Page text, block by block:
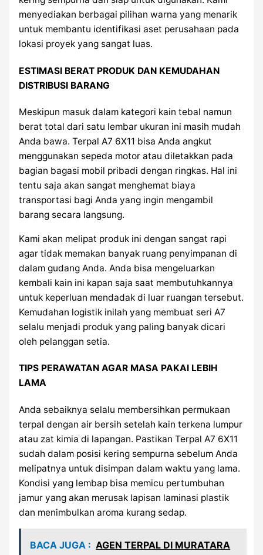
menyediakan berbagai pilihan warna yang menarik
untuk membantu identifikasi aset perusahaan pada
lokasi proyek yang sangat luas.
ESTIMASI BERAT PRODUK DAN KEMUDAHAN
DISTRIBUSI BARANG
Meskipun masuk dalam kategori kain tebal namun
berat total dari satu lembar ukuran ini masih mudah
Anda bawa. Terpal A7 6X11 bisa Anda angkut
menggunakan sepeda motor atau diletakkan pada
bagian bagasi mobil pribadi dengan ringkas. Hal ini
tentu saja akan sangat menghemat biaya
transportasi bagi Anda yang ingin mengambil
barang secara langsung.
Kami akan melipat produk ini dengan sangat rapi
agar tidak memakan banyak ruang penyimpanan di
dalam gudang Anda. Anda bisa mengeluarkan
kembali kain ini kapan saja saat membutuhkannya
untuk keperluan mendadak di luar ruangan tersebut.
Kemudahan logistik inilah yang membuat seri A7
selalu menjadi produk yang paling banyak dicari
oleh pelanggan setia.
TIPS PERAWATAN AGAR MASA PAKAI LEBIH
LAMA
Anda sebaiknya selalu membersihkan permukaan
terpal dengan air bersih setelah kain terkena lumpur
atau zat kimia di lapangan. Pastikan Terpal A7 6X11
sudah dalam posisi kering sempurna sebelum Anda
melipatnya untuk disimpan dalam waktu yang lama.
Kondisi yang lembap bisa memicu pertumbuhan
jamur yang akan merusak lapisan laminasi plastik
dan menimbulkan aroma kurang sedap.
BACA JUGA : AGEN TERPAL DI MURATARA